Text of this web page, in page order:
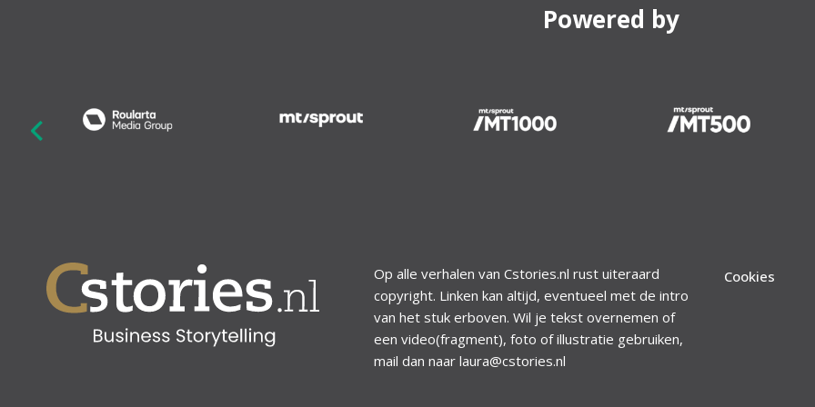
Powered by
Op alle verhalen van Cstories.nl rust uiteraard
copyright. Linken kan altijd, eventueel met de intro
van het stuk erboven. Wil je tekst overnemen of
een video(fragment), foto of illustratie gebruiken,
mail dan naar laura@cstories.nl
Cookies